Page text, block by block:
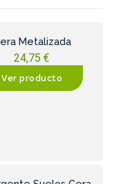
Metalizada
24,75€
Ver producto